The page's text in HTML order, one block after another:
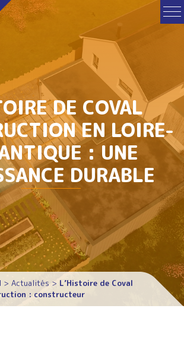
DE COVAL
EN LOIRE-
: UNE
DURABLE
> Actualités > L’Histoire de Coval
: constructeur